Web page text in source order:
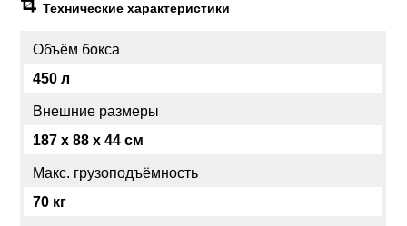
Технические характеристики
Объём бокса
450 л
Внешние размеры
187 x 88 x 44 см
Макс. грузоподъёмность
70 кг